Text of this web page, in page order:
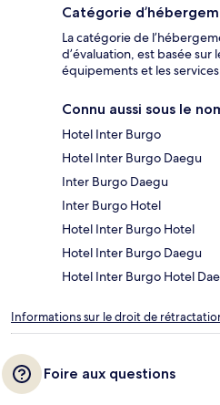
Catégorie
La catégorie de
d’évaluation, est basée
équipements et les
Connu aussi sous le
Hotel Inter Burgo
Hotel Inter Burgo Daegu
Inter Burgo Daegu
Inter Burgo Hotel
Hotel Inter Burgo Hotel
Hotel Inter Burgo Daegu
Hotel Inter Burgo Hotel
Informations sur le droit de
Foire aux questions